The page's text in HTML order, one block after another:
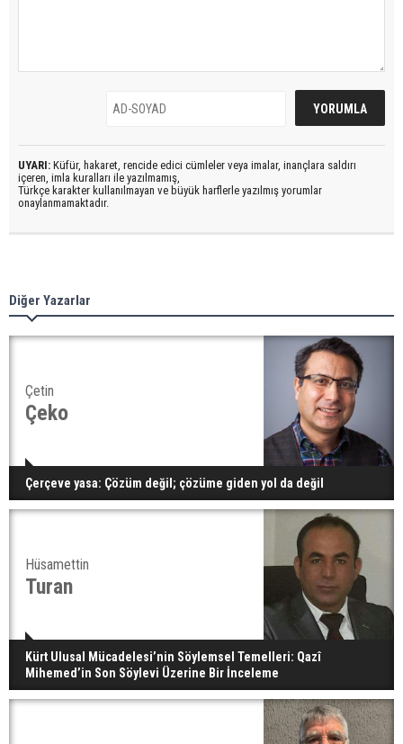
UYARI: Küfür, hakaret, rencide edici cümleler veya imalar, inançlara saldırı
içeren, imla kuralları ile yazılmamış,
Türkçe karakter kullanılmayan ve büyük harflerle yazılmış yorumlar
onaylanmamaktadır.
Diğer Yazarlar
Çetin
Çeko
Çerçeve yasa: Çözüm değil; çözüme giden yol da değil
Hüsamettin
Turan
Kürt Ulusal Mücadelesi’nin Söylemsel Temelleri: Qazî
Mihemed’in Son Söylevi Üzerine Bir İnceleme